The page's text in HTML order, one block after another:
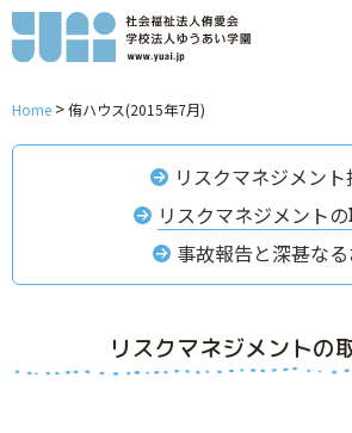
Home >侑ハウス(2015年7月)
リスクマネジメン
リスクマネジメント
事故報告と深甚な
リスクマネジメントの